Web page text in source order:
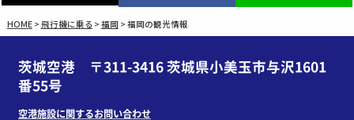
HOME> 飛行機に乗る > 福岡> 福岡の観光情報
茨城空港 〒311-3416 茨城県小美玉市与沢1601
番55号
空港施設に関するお問い合わせ